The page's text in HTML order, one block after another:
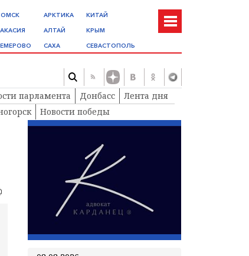
АРКТИКА
АЛТАЙ
САХА
КИТАЙ
КРЫМ
СЕВАСТОПОЛЬ
парламента Донбасс
Лента дня
Новости победы